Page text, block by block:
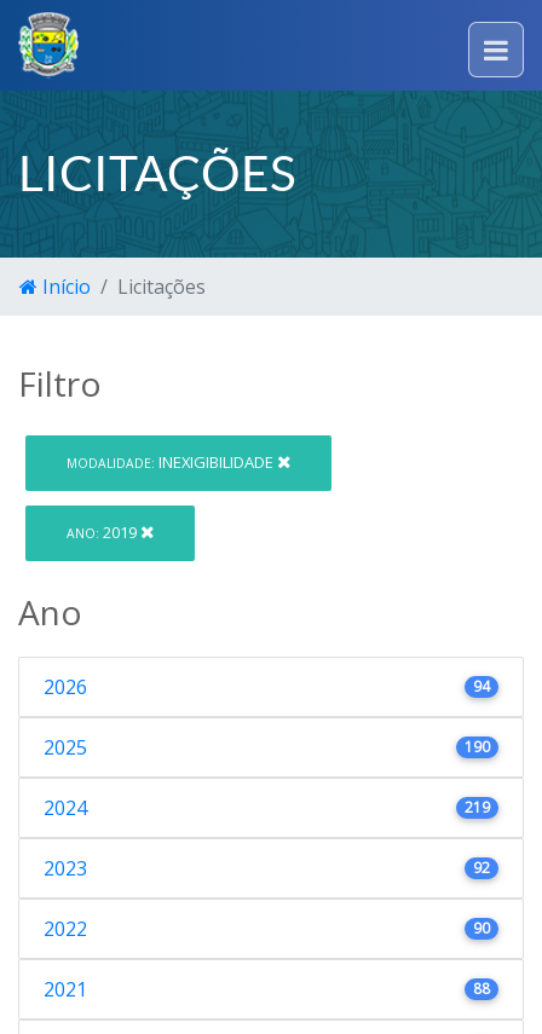
LICITAÇÕES
Início Licitações
Filtro
MODALIDADE: INEXIGIBILIDADE
ANO: 2019
Ano
2026 94
2025 190
2024 219
2023 92
2022 90
2021 88